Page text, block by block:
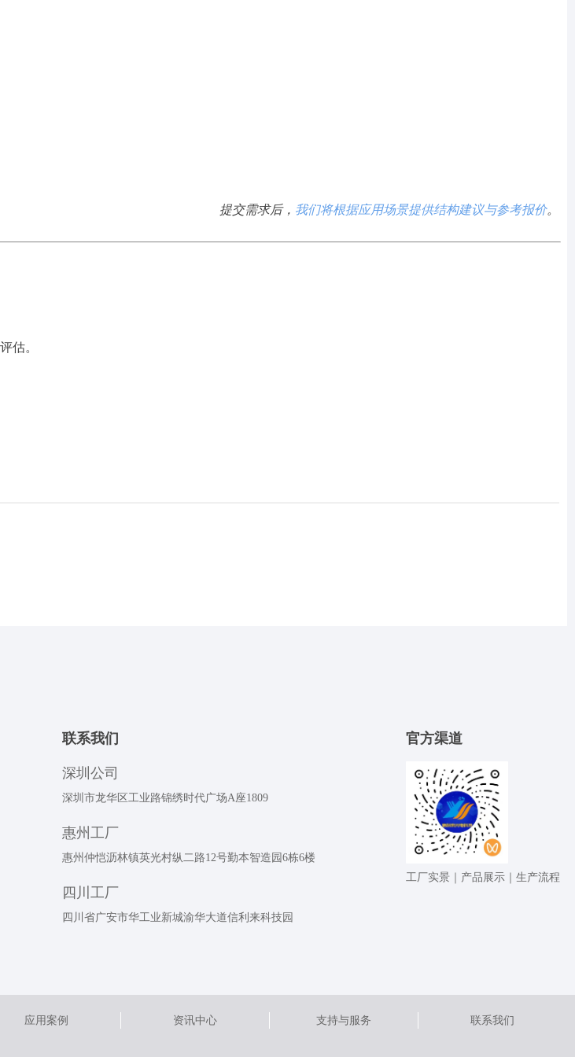
提交需求后， 我们将根据应用场景提供结构建议与参考报价。
估。
联系我们
深圳公司
深圳市龙华区工业路锦绣时代广场A座1809
惠州工厂
惠州仲恺沥林镇英光村纵二路12号勤本智造园6栋6楼
四川工厂
四川省广安市华工业新城渝华大道信利来科技园
官⽅渠道
⼯⼚实景｜产品展⽰｜⽣产流程
应用案例 资讯中心 支持与服务 联系我们